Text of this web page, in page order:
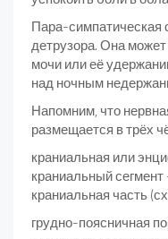
Пара-симпатическая
детрузора. Она
мочи или её
над ночным
Напомним, что
размещается в трёх
краниальная или
краниальный
краниальная часть
грудно-поясничная